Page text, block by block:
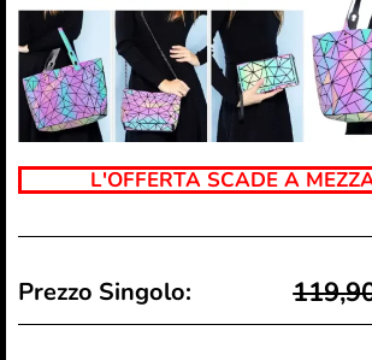
L'OFFERTA SCADE A
Prezzo Singolo: